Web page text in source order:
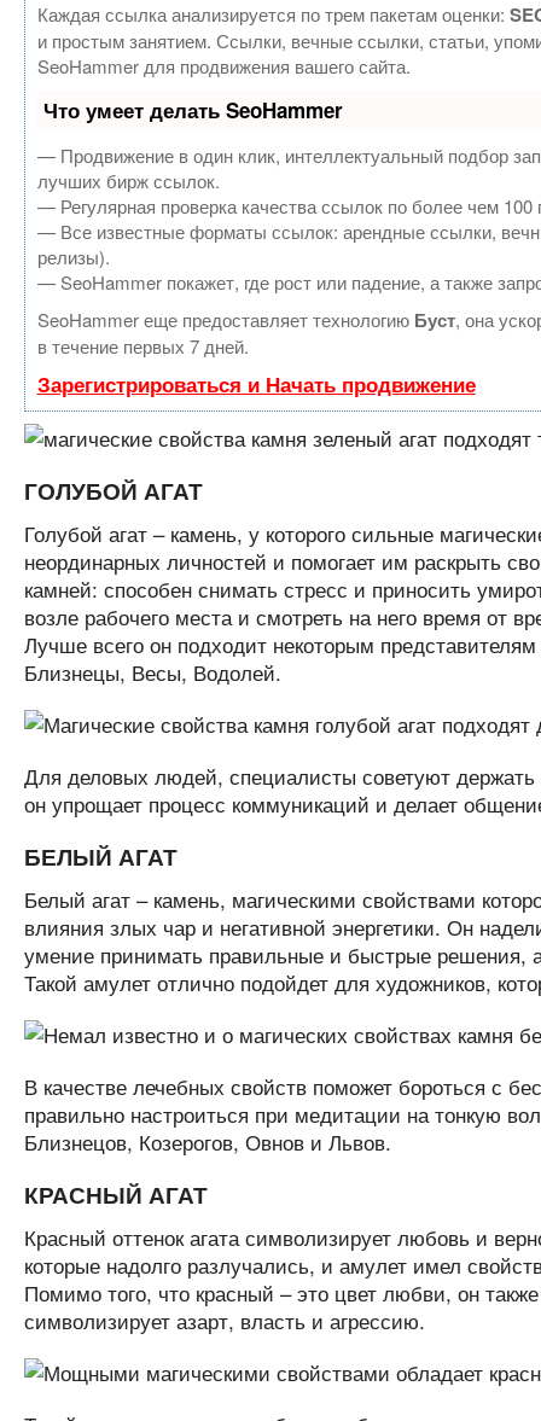
Каждая ссылка анализируется по трем пакетам оценки:
и простым занятием. Ссылки, вечные ссылки, статьи,
SeoHammer для продвижения вашего сайта.
Что умеет делать SeoHammer
— Продвижение в один клик, интеллектуальный подбор
лучших бирж ссылок.
— Регулярная проверка качества ссылок по более чем
— Все известные форматы ссылок: арендные ссылки,
релизы).
— SeoHammer покажет, где рост или падение, а также
SeoHammer еще предоставляет технологию Буст, она
в течение первых 7 дней.
Зарегистрироваться и Начать продвижение
ГОЛУБОЙ АГАТ
Голубой агат – камень, у которого сильные
неординарных личностей и помогает им раскрыть
камней: способен снимать стресс и приносить
возле рабочего места и смотреть на него время от
Лучше всего он подходит некоторым
Близнецы, Весы, Водолей.
Для деловых людей, специалисты советуют держать
он упрощает процесс коммуникаций и делает
БЕЛЫЙ АГАТ
Белый агат – камень, магическими свойствами
влияния злых чар и негативной энергетики. Он
умение принимать правильные и быстрые решения,
Такой амулет отлично подойдет для художников,
В качестве лечебных свойств поможет бороться с
правильно настроиться при медитации на тонкую
Близнецов, Козерогов, Овнов и Львов.
КРАСНЫЙ АГАТ
Красный оттенок агата символизирует любовь и
которые надолго разлучались, и амулет имел
Помимо того, что красный – это цвет любви, он
символизирует азарт, власть и агрессию.